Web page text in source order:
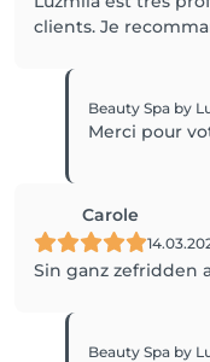
clients. Je
Beauty Spa by
Merci pour
Carole
Sin ganz zefridden
Beauty Spa by